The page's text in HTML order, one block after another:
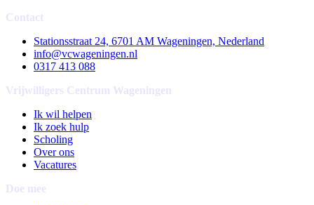
Contact
Stationsstraat 24, 6701 AM Wageningen, Nederland
info@vcwageningen.nl
0317 413 088
Vrijwilligers Centrum Wageningen
Ik wil helpen
Ik zoek hulp
Scholing
Over ons
Vacatures
Doe mee